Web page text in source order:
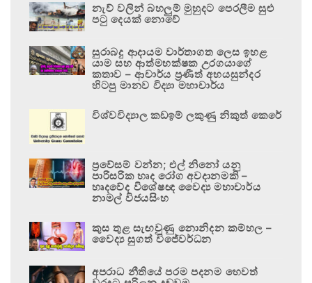
නැව් වලින් බහලුම් මුහුදට පෙරලීම සුළු
පටු දෙයක් නොවේ
සුරාබදු ආදායම වාර්තාගත ලෙස ඉහළ
යාම සහ ආත්මභක්ෂක උරගයාගේ
කතාව – ආචාර්ය ප්‍රණීත් අභයසුන්දර
හිටපු මානව විද්‍යා මහාචාර්ය
විශ්වවිද්‍යාල කඩඉම් ලකුණු නිකුත් කෙරේ
ප්‍රවේසම් වන්න; එල් නිනෝ යනු
පාරිසරික හෘද රෝග අවදානමකි –
හෘදවේද විශේෂඥ වෛද්‍ය මහාචාර්ය
නාමල් විජයසිංහ
කුස තුළ සැඟවුණු නොනිදන කම්හල –
වෛද්‍ය සුගත් විජේවර්ධන
අපරාධ නීතියේ පරම පදනම හෙවත්